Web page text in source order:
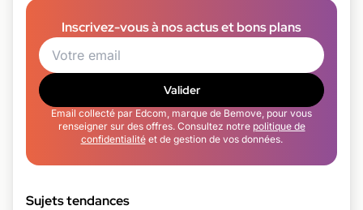
Inscrivez-vous à nos actus et bons plans
Valider
Email collecté par Edcom, marque de Bemove, pour vous
renseigner sur des offres. Consultez notre politique de
confidentialitéet de gestion de vos données.
Sujets tendances